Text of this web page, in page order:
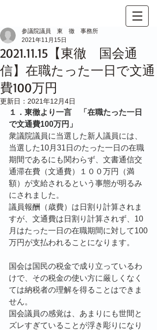
2021.11.15【東徹 国会通
信】在職たった一日で文通
費100万円
参議院議員 東 徹 事務所
2021年11月15日
更新日： 2021年12月4日
１．東徹より一言　「在職たった一日
で文通費100万円」
衆議院議員に当選した新人議員には、
当選した10月31日のたった一日の在職
期間であるにも関わらず、文書通信交
通滞在費（文通費）１００万円（満
額）が支給されるという事態が明るみ
にされました。
議員報酬（歳費）は日割り計算されま
すが、文通費は日割り計算されず、10
月はたった一日の在職期間に対して100
万円が支払われることになります。
国会は国民の税金で成り立っているわ
けで、その税金の使い方に厳しくなく
ては納税者の理解を得ることはできま
せん。
国会議員の感覚は、あまりにも世間と
ズレすぎていることが浮き彫りになり